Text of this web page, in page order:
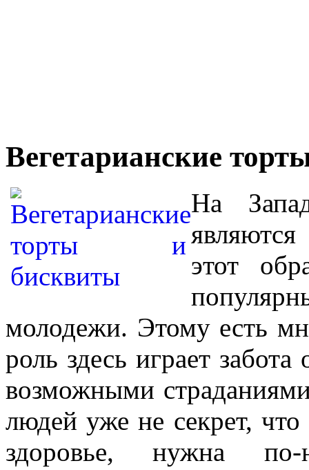
Вегетарианские
На
этот
молодежи. Этому есть
роль здесь играет
возможными
людей уже не секрет,
здоровье, нужна по-